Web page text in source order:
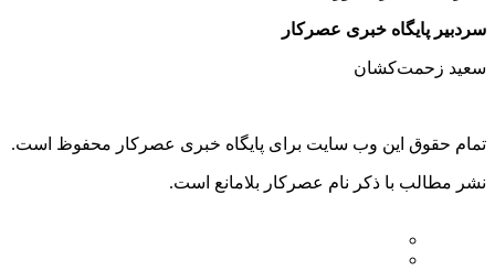
سردبیر پایگاه خبری عصرکار
سعید زحمت‌کشان
تمام حقوق این وب سایت برای پایگاه خبری عصرکار محفوظ است.
نشر مطالب با ذکر نام عصرکار بلامانع است.